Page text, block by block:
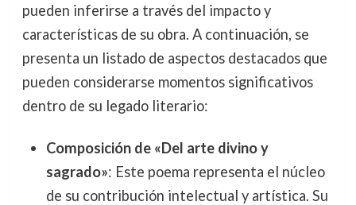
pueden inferirse a través del impacto y
características de su obra. A continuación, se
presenta un listado de aspectos destacados que
pueden considerarse momentos significativos
dentro de su legado literario:
Composición de «Del arte divino y
sagrado»: Este poema representa el núcleo
de su contribución intelectual y artística. Su